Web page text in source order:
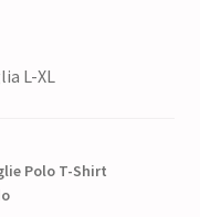
L-XL
Polo T-Shirt